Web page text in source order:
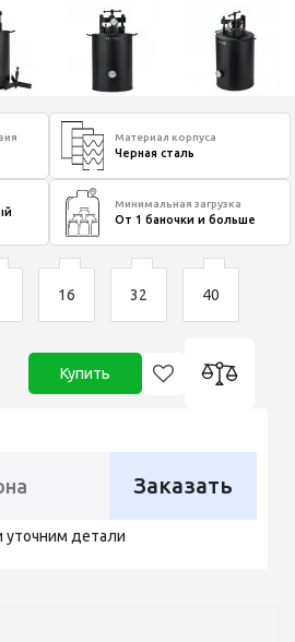
Материал корпуса
Черная сталь
Минимальная загрузка
От 1 баночки и больше
16 32 40
Купить
Заказать
детали